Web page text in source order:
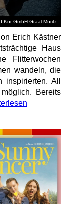
Kur GmbH Graal-Müritz
Erich Kästner
Haus
Flitterwochen
wandeln, die
inspirierten. All
Bereits